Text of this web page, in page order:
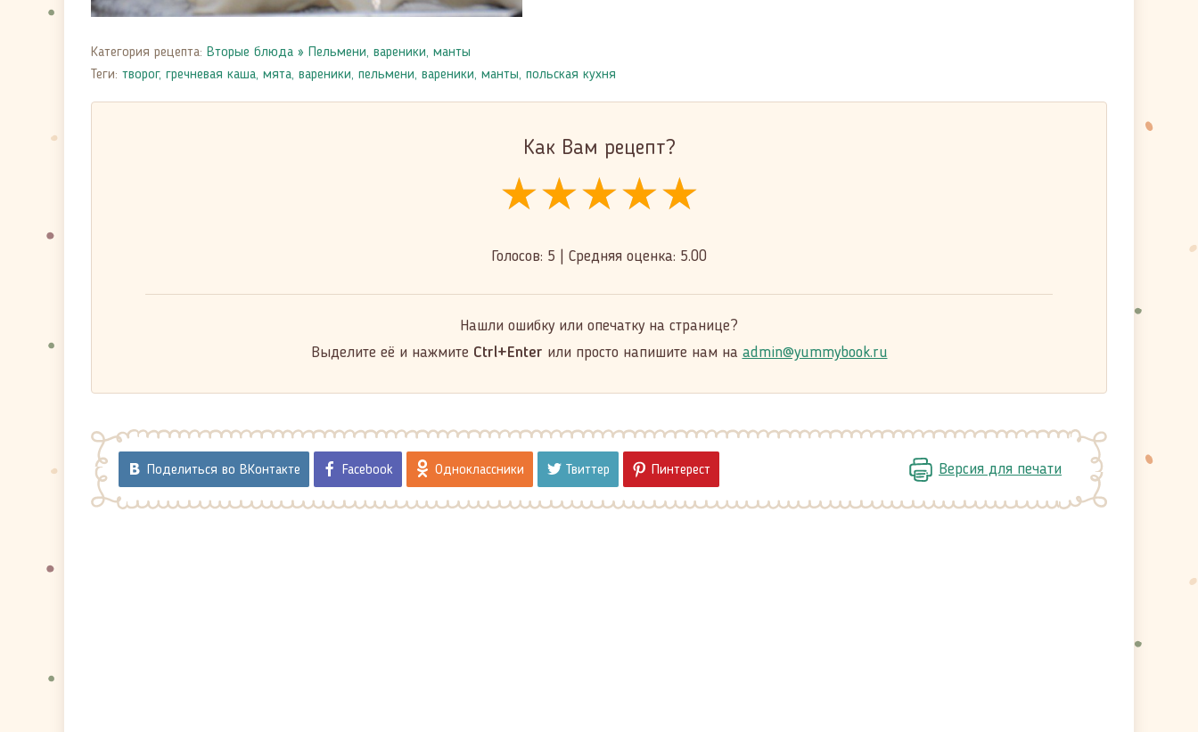
Категория рецепта: Вторые блюда » Пельмени, вареники, манты
Теги: творог, гречневая каша, мята, вареники, пельмени, вареники, манты, польская кухня
Как Вам рецепт?
★★★★★
★★★★★
★★★★★
Голосов: 5 Средняя оценка: 5.00
Нашли ошибку или опечатку на странице?
Выделите её и нажмите Ctrl+Enter или просто напишите нам на admin@yummybook.ru
Поделиться во ВКонтакте Facebook Одноклассники Твиттер Пинтерест Версия для печати